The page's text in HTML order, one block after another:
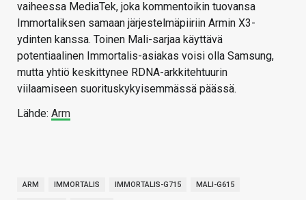
vaiheessa MediaTek, joka kommentoikin tuovansa
Immortaliksen samaan järjestelmäpiiriin Armin X3-
ydinten kanssa. Toinen Mali-sarjaa käyttävä
potentiaalinen Immortalis-asiakas voisi olla Samsung,
mutta yhtiö keskittynee RDNA-arkkitehtuurin
viilaamiseen suorituskykyisemmässä päässä.
Lähde: Arm
ARM IMMORTALIS IMMORTALIS-G715 MALI-G615